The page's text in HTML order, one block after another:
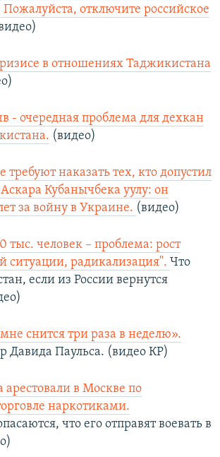
отключите российское
в отношениях Таджикистана
- очередная проблема для дехкан
(видео)
требуют наказать тех, кто допустил
Кубанычбека уулу: он
за войну в Украине. (видео)
тыс. человек – проблема: рост
ситуации, радикализация". Что
если из России вернутся
снится три раза в неделю».
Давида Паульса. (видео КР)
арестовали в Москве по
наркотиками.
что его отправят воевать в